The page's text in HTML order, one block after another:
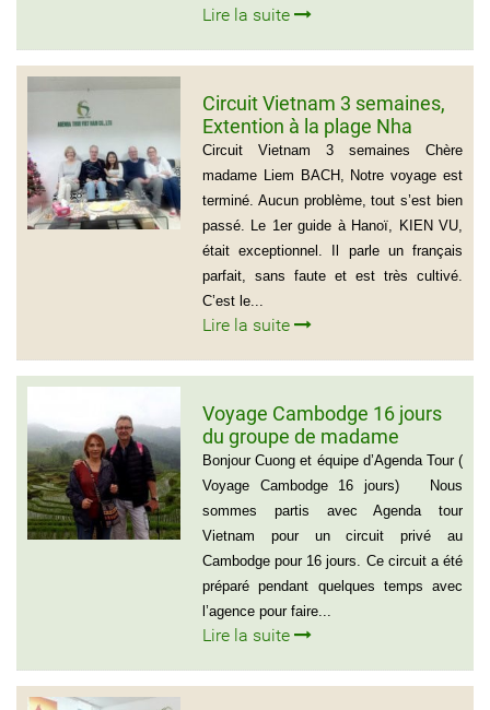
Lire la suite
Circuit Vietnam 3 semaines,
Extention à la plage Nha
Trang, Groupe de Mr Jean-
Pierre KERLING Téléphone en
France: 06 13 01 66 06
Circuit Vietnam 3 semaines Chère
madame Liem BACH, Notre voyage est
terminé. Aucun problème, tout s’est bien
passé. Le 1er guide à Hanoï, KIEN VU,
était exceptionnel. Il parle un français
parfait, sans faute et est très cultivé.
C’est le...
Lire la suite
Voyage Cambodge 16 jours
du groupe de madame
Danielle et Monsieur Jean
Luc 0033 – 06 88 20 18 95
Bonjour Cuong et équipe d’Agenda Tour (
Voyage Cambodge 16 jours) Nous
sommes partis avec Agenda tour
Vietnam pour un circuit privé au
Cambodge pour 16 jours. Ce circuit a été
préparé pendant quelques temps avec
l’agence pour faire...
Lire la suite